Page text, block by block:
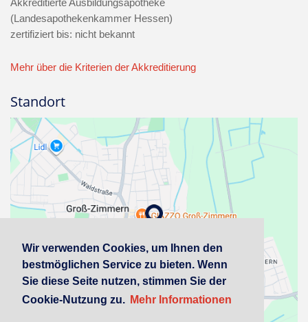
Wir verwenden Cookies, um Ihnen den
bestmöglichen Service zu bieten. Wenn
Sie diese Seite nutzen, stimmen Sie der
Cookie-Nutzung zu. Mehr Informationen
(Landesapothekenkammer Hessen)
zertifiziert bis: nicht bekannt
Mehr über die Kriterien der Akkreditierung
Standort